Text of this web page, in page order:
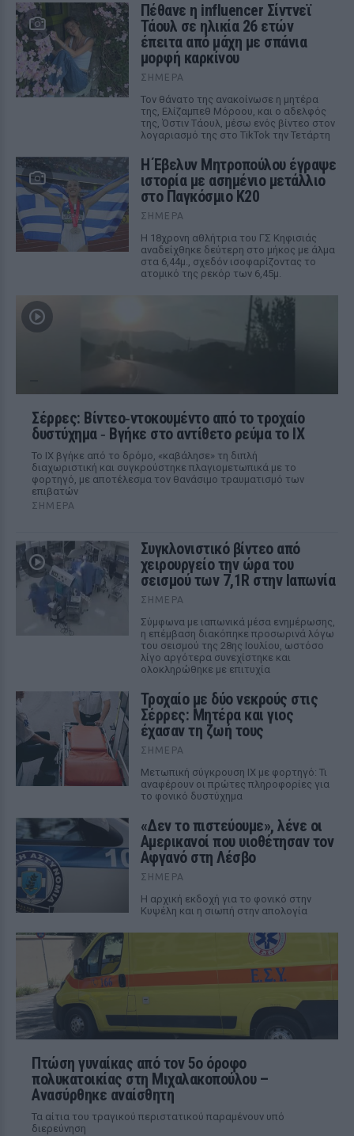
Πέθανε η influencer Σίντνεϊ
Τάουλ σε ηλικία 26 ετών
έπειτα από μάχη με σπάνια
μορφή καρκίνου
ΣΉΜΕΡΑ
Τον θάνατο της ανακοίνωσε η μητέρα
της, Ελίζαμπεθ Μόροου, και ο αδελφός
της, Όστιν Τάουλ, μέσω ενός βίντεο στον
λογαριασμό της στο TikTok την Τετάρτη
Η Έβελυν Μητροπούλου έγραψε
ιστορία με ασημένιο μετάλλιο
στο Παγκόσμιο Κ20
ΣΉΜΕΡΑ
Η 18χρονη αθλήτρια του ΓΣ Κηφισιάς
αναδείχθηκε δεύτερη στο μήκος με άλμα
στα 6,44μ., σχεδόν ισοφαρίζοντας το
ατομικό της ρεκόρ των 6,45μ.
Σέρρες: Βίντεο‑ντοκουμέντο από το τροχαίο
δυστύχημα ‑ Βγήκε στο αντίθετο ρεύμα το ΙΧ
Το ΙΧ βγήκε από το δρόμο, «καβάλησε» τη διπλή
διαχωριστική και συγκρούστηκε πλαγιομετωπικά με το
φορτηγό, με αποτέλεσμα τον θανάσιμο τραυματισμό των
επιβατών
ΣΉΜΕΡΑ
Συγκλονιστικό βίντεο από
χειρουργείο την ώρα του
σεισμού των 7,1R στην Ιαπωνία
ΣΉΜΕΡΑ
Σύμφωνα με ιαπωνικά μέσα ενημέρωσης,
η επέμβαση διακόπηκε προσωρινά λόγω
του σεισμού της 28ης Ιουλίου, ωστόσο
λίγο αργότερα συνεχίστηκε και
ολοκληρώθηκε με επιτυχία
Τροχαίο με δύο νεκρούς στις
Σέρρες: Μητέρα και γιος
έχασαν τη ζωή τους
ΣΉΜΕΡΑ
Μετωπική σύγκρουση ΙΧ με φορτηγό: Τι
αναφέρουν οι πρώτες πληροφορίες για
το φονικό δυστύχημα
«Δεν το πιστεύουμε», λένε οι
Αμερικανοί που υιοθέτησαν τον
Αφγανό στη Λέσβο
ΣΉΜΕΡΑ
Η αρχική εκδοχή για το φονικό στην
Κυψέλη και η σιωπή στην απολογία
Πτώση γυναίκας από τον 5ο όροφο
πολυκατοικίας στη Μιχαλακοπούλου –
Ανασύρθηκε αναίσθητη
Τα αίτια του τραγικού περιστατικού παραμένουν υπό
διερεύνηση